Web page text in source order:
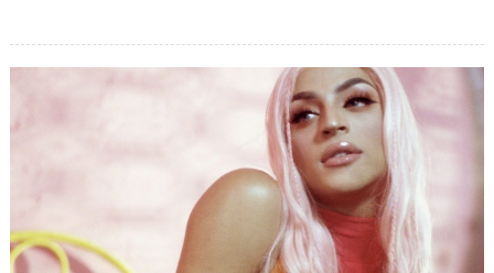
o
show
“Ofertório”